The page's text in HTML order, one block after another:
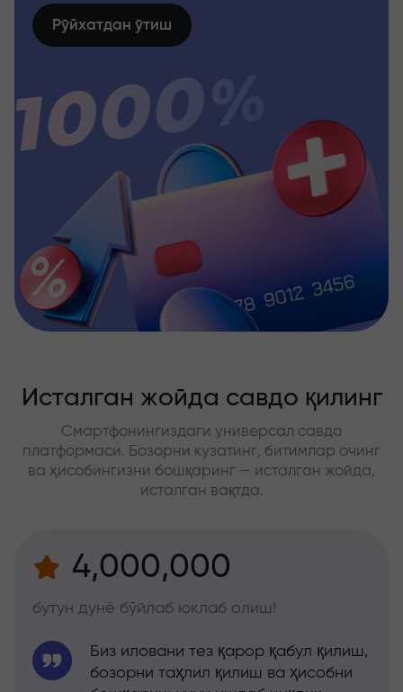
Рўйхатдан ўтиш
Исталган жойда савдо қилинг
Смартфонингиздаги универсал савдо
платформаси. Бозорни кузатинг, битимлар очинг
ва ҳисобингизни бошқаринг — исталган жойда,
исталган вақтда.
4,000,000
бутун дунё бўйлаб юклаб олиш!
Биз иловани тез қарор қабул қилиш,
бозорни таҳлил қилиш ва ҳисобни